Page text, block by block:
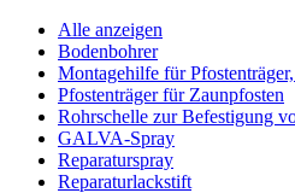
Alle anzeigen
Bodenbohrer
Montagehilfe für
Pfostenträger für Zaunpfosten
Rohrschelle zur Befestigung
GALVA-Spray
Reparaturspray
Reparaturlackstift